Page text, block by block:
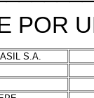
POR
S.A.